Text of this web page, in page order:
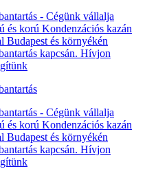
- Cégünk vállalja
és korú Kondenzációs kazán
Budapest és környékén
kapcsán. Hívjon
- Cégünk vállalja
és korú Kondenzációs kazán
Budapest és környékén
kapcsán. Hívjon